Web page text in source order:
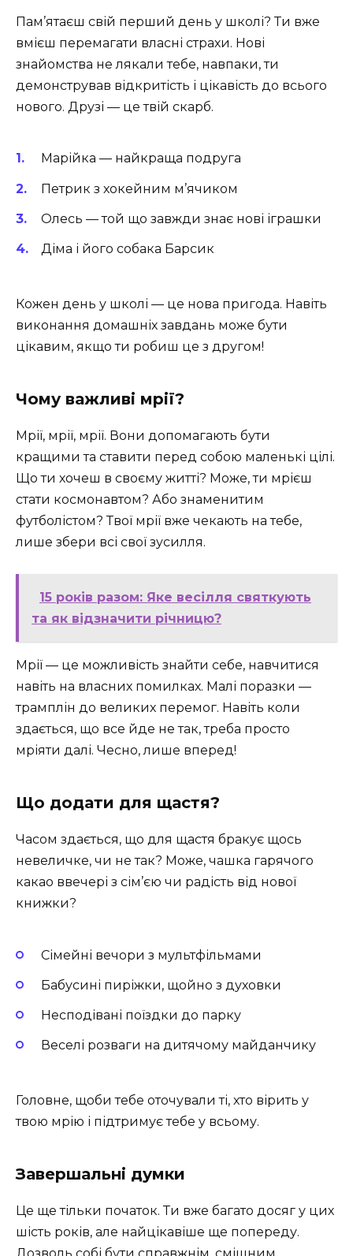
Пам’ятаєш свій перший день у школі? Ти вже
вмієш перемагати власні страхи. Нові
знайомства не лякали тебе, навпаки, ти
демонстрував відкритість і цікавість до всього
нового. Друзі — це твій скарб.
Марійка — найкраща подруга
Петрик з хокейним м’ячиком
Олесь — той що завжди знає нові іграшки
Діма і його собака Барсик
Кожен день у школі — це нова пригода. Навіть
виконання домашніх завдань може бути
цікавим, якщо ти робиш це з другом!
Чому важливі мрії?
Мрії, мрії, мрії. Вони допомагають бути
кращими та ставити перед собою маленькі цілі.
Що ти хочеш в своєму житті? Може, ти мрієш
стати космонавтом? Або знаменитим
футболістом? Твої мрії вже чекають на тебе,
лише збери всі свої зусилля.
15 років разом: Яке весілля святкують
та як відзначити річницю?
Мрії — це можливість знайти себе, навчитися
навіть на власних помилках. Малі поразки —
трамплін до великих перемог. Навіть коли
здається, що все йде не так, треба просто
мріяти далі. Чесно, лише вперед!
Що додати для щастя?
Часом здається, що для щастя бракує щось
невеличке, чи не так? Може, чашка гарячого
какао ввечері з сім’єю чи радість від нової
книжки?
Сімейні вечори з мультфільмами
Бабусині пиріжки, щойно з духовки
Несподівані поїздки до парку
Веселі розваги на дитячому майданчику
Головне, щоби тебе оточували ті, хто вірить у
твою мрію і підтримує тебе у всьому.
Завершальні думки
Це ще тільки початок. Ти вже багато досяг у цих
шість років, але найцікавіше ще попереду.